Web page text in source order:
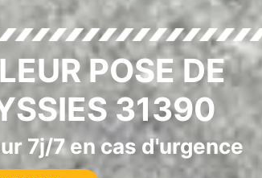
POSE DE
31390
7j/7 en cas d'urgence